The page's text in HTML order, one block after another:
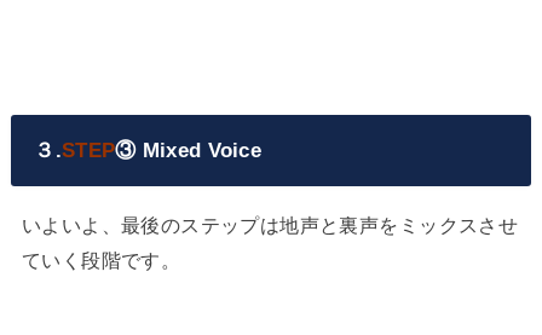
３.STEP③ Mixed Voice
いよいよ、最後のステップは地声と裏声をミックスさせ
ていく段階です。